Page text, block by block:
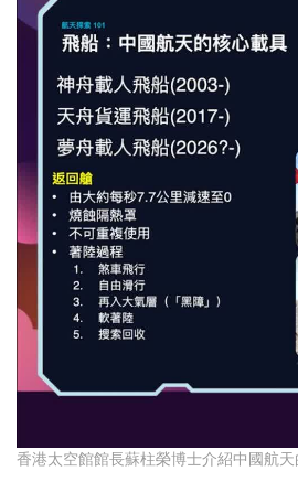
香港太空館館長蘇柱榮博士介紹中國航